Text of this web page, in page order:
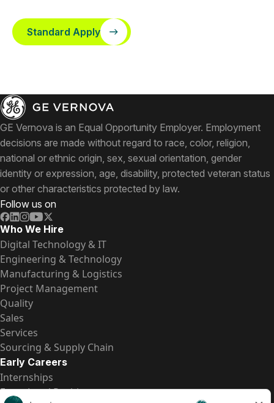
Standard Apply
GE Vernova is an Equal Opportunity Employer. Employment
decisions are made without regard to race, color, religion,
national or ethnic origin, sex, sexual orientation, gender
identity or expression, age, disability, protected veteran status
or other characteristics protected by law.
Follow us on
Who We Hire
Digital Technology & IT
Engineering & Technology
Manufacturing & Logistics
Project Management
Quality
Sales
Services
Sourcing & Supply Chain
Early Careers
Internships
Entry-Level Positions